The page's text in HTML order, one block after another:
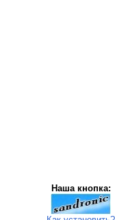
Наша кнопка: